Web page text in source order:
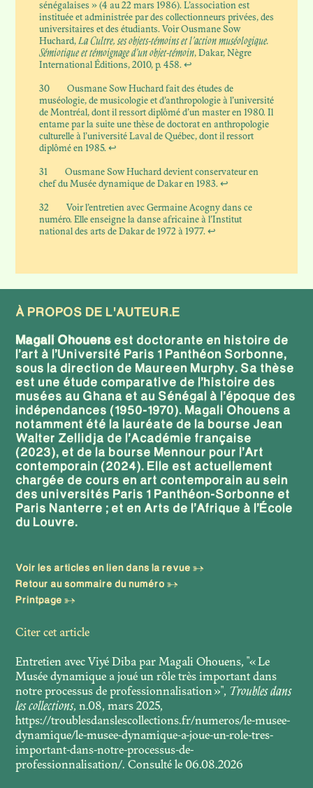
sénégalaises » (4 au 22 mars 1986). L’association est
instituée et administrée par des collectionneurs privées, des
universitaires et des étudiants. Voir Ousmane Sow
Huchard,La Cultre, ses objets-témoins et l’action muséologique.
Sémiotique et témoignage d’un objet-témoin, Dakar, Nègre
International Éditions, 2010, p. 458. ↩
30
Ousmane Sow Huchard fait des études de
muséologie, de musicologie et d’anthropologie à l’université
de Montréal, dont il ressort diplômé d’un master en 1980. Il
entame par la suite une thèse de doctorat en anthropologie
culturelle à l’université Laval de Québec, dont il ressort
diplômé en 1985. ↩
31
Ousmane Sow Huchard devient conservateur en
chef du Musée dynamique de Dakar en 1983. ↩
32
Voir l’entretien avec Germaine Acogny dans ce
numéro. Elle enseigne la danse africaine à l’Institut
national des arts de Dakar de 1972 à 1977. ↩
À PROPOS DE L'AUTEUR.E
Magali Ohouens est doctorante en histoire de
l’art à l’Université Paris 1 Panthéon Sorbonne,
sous la direction de Maureen Murphy. Sa thèse
est une étude comparative de l’histoire des
musées au Ghana et au Sénégal à l’époque des
indépendances (1950-1970). Magali Ohouens a
notamment été la lauréate de la bourse Jean
Walter Zellidja de l’Académie française
(2023), et de la bourse Mennour pour l’Art
contemporain (2024). Elle est actuellement
chargée de cours en art contemporain au sein
des universités Paris 1 Panthéon-Sorbonne et
Paris Nanterre ; et en Arts de l’Afrique à l’École
du Louvre.
Voir les articles en lien dans la revue
Retour au sommaire du numéro
Printpage
Citer cet article
Entretien avec Viyé Diba par Magali Ohouens, "« Le
Musée dynamique a joué un rôle très important dans
notre processus de professionnalisation »", Troubles dans
les collections, n.08,mars 2025,
https://troublesdanslescollections.fr/numeros/le-musee-
dynamique/le-musee-dynamique-a-joue-un-role-tres-
important-dans-notre-processus-de-
professionnalisation/. Consulté le 06.08.2026